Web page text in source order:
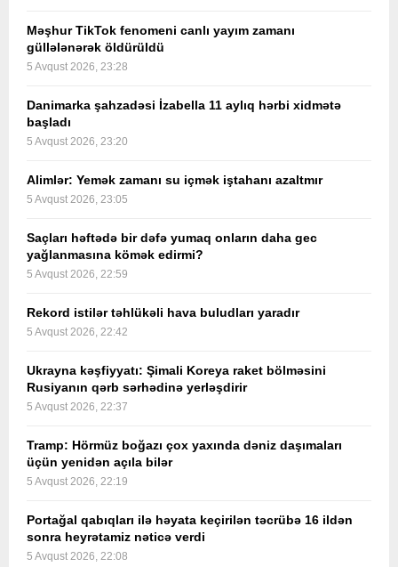
Məşhur TikTok fenomeni canlı yayım zamanı
güllələnərək öldürüldü
5 Avqust 2026, 23:28
Danimarka şahzadəsi İzabella 11 aylıq hərbi xidmətə
başladı
5 Avqust 2026, 23:20
Alimlər: Yemək zamanı su içmək iştahanı azaltmır
5 Avqust 2026, 23:05
Saçları həftədə bir dəfə yumaq onların daha gec
yağlanmasına kömək edirmi?
5 Avqust 2026, 22:59
Rekord istilər təhlükəli hava buludları yaradır
5 Avqust 2026, 22:42
Ukrayna kəşfiyyatı: Şimali Koreya raket bölməsini
Rusiyanın qərb sərhədinə yerləşdirir
5 Avqust 2026, 22:37
Tramp: Hörmüz boğazı çox yaxında dəniz daşımaları
üçün yenidən açıla bilər
5 Avqust 2026, 22:19
Portağal qabıqları ilə həyata keçirilən təcrübə 16 ildən
sonra heyrətamiz nəticə verdi
5 Avqust 2026, 22:08